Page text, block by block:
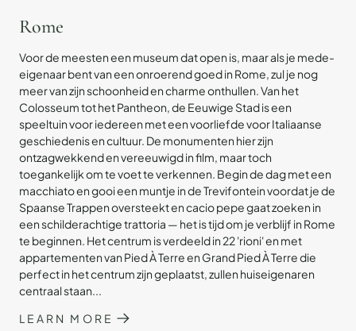
Rome
Voor de meesten een museum dat open is, maar als je mede-
eigenaar bent van een onroerend goed in Rome, zul je nog
meer van zijn schoonheid en charme onthullen. Van het
Colosseum tot het Pantheon, de Eeuwige Stad is een
speeltuin voor iedereen met een voorliefde voor Italiaanse
geschiedenis en cultuur. De monumenten hier zijn
ontzagwekkend en vereeuwigd in film, maar toch
toegankelijk om te voet te verkennen. Begin de dag met een
macchiato en gooi een muntje in de Trevifontein voordat je de
Spaanse Trappen oversteekt en cacio pepe gaat zoeken in
een schilderachtige trattoria — het is tijd om je verblijf in Rome
te beginnen. Het centrum is verdeeld in 22 'rioni' en met
appartementen van Pied À Terre en Grand Pied À Terre die
perfect in het centrum zijn geplaatst, zullen huiseigenaren
centraal staan...
LEARN MORE